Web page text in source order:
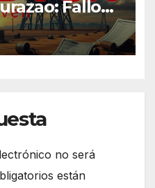
Fallo
Credendo
de pago
no será
están